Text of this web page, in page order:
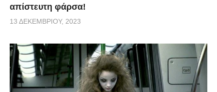
απίστευτη φάρσα!
13 ΔΕΚΕΜΒΡΊΟΥ, 2023